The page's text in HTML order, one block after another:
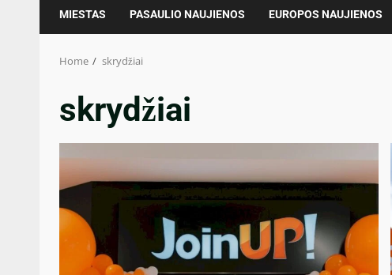
MIESTAS PASAULIO NAUJIENOS EUROPOS NAUJIENOS
Home skrydžiai
skrydžiai